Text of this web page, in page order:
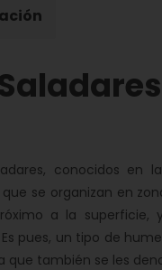
conocidos en la
se organizan en
a la
pues, un tipo de
que también se les